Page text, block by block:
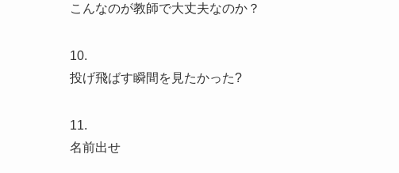
こんなのが教師で大丈夫なのか？
10.
投げ飛ばす瞬間を見たかった?
11.
名前出せ